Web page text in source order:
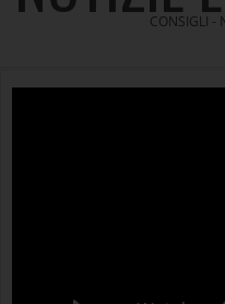
CONSIGLI -